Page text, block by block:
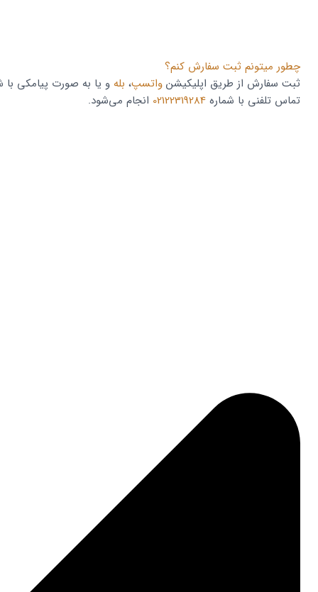
چطور میتونم ثبت سفارش کنم؟
ثبت سفارش از طریق اپلیکیشن واتسپ، بله
تماس تلفنی با شماره 02122319284 انجام می‌شود.